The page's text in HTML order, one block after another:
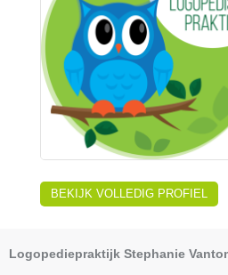
BEKIJK VOLLEDIG PROFIEL
Logopediepraktijk Stephanie